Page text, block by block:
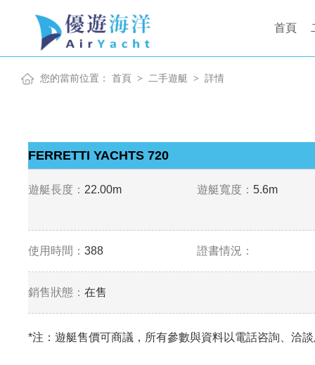
首頁
您的當前位置：首頁 > 二手遊艇 > 詳情
FERRETTI YACHTS 720
遊艇長度： 22.00m 遊艇寬度： 5.6m
使用時間： 388 證書情況：
銷售狀態： 在售
*注：遊艇售價可商議，所有參數與資料以電話咨詢、洽